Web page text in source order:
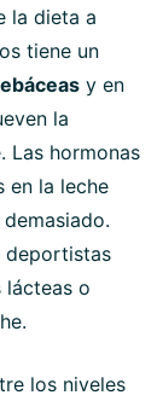
la dieta a
tiene un
y en
la
Las hormonas
en la leche
deportistas
lácteas o
los niveles